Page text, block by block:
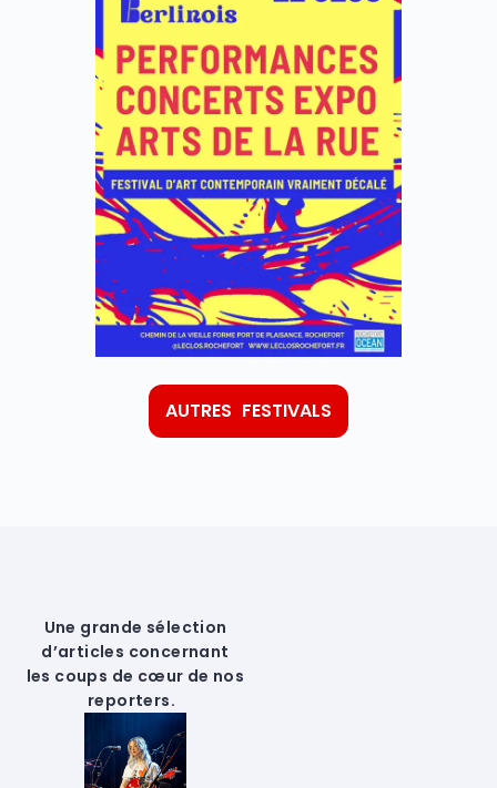
AUTRES FESTIVALS
Une grande sélection
d’articles concernant
les coups de cœur de nos
reporters.